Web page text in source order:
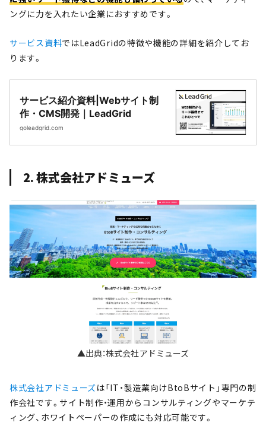
ングに力を入れたい企業におすすめです。
サービス資料ではLeadGridの特徴や機能の詳細を紹介してお
ります。
サービス紹介資料|Webサイト制
作・CMS開発｜LeadGrid
goleadgrid.com
2. 株式会社アドミューズ
▲出典：株式会社アドミューズ
株式会社アドミューズは「IT・製造業向けBtoBサイト」専門の制
作会社です。サイト制作・運用からコンサルティングやマーケテ
ィング、ホワイトペーパーの作成にも対応可能です。